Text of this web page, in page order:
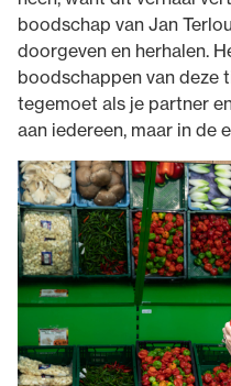
boodschap van Jan
doorgeven en herhalen.
boodschappen van deze
tegemoet als je partner
aan iedereen, maar in de